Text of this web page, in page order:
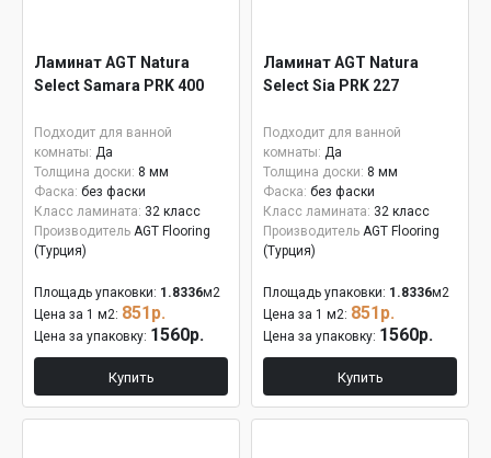
Ламинат AGT Natura
Select Samara PRK 400
Подходит для ванной
комнаты: Да
Толщина доски: 8 мм
Фаска: без фаски
Класс ламината: 32 класс
Производитель AGT Flooring
(Турция)
Площадь упаковки: 1.8336м2
Цена за 1 м2: 851р.
Цена за упаковку: 1560р.
Купить
Ламинат AGT Natura
Select Sia PRK 227
Подходит для ванной
комнаты: Да
Толщина доски: 8 мм
Фаска: без фаски
Класс ламината: 32 класс
Производитель AGT Flooring
(Турция)
Площадь упаковки: 1.8336м2
Цена за 1 м2: 851р.
Цена за упаковку: 1560р.
Купить